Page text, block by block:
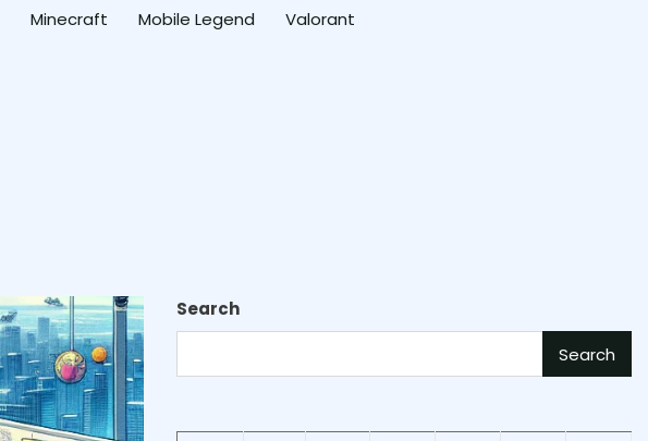
Minecraft Mobile Legend Valorant
Search
Search